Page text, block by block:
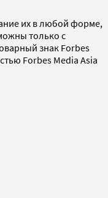
их в любой форме,
только с
знак Forbes
Forbes Media Asia